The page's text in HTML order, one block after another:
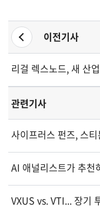
이전기사
리걸 렉스노드, 새 산
관련기사
사이프러스 펀즈, 스
AI 애널리스트가 추천
VXUS vs. VTI... 장기